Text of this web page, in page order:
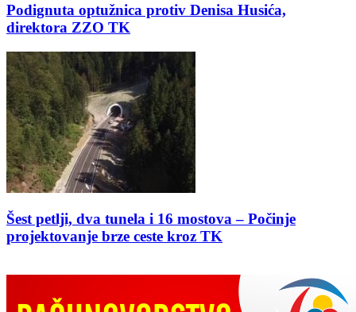
Podignuta optužnica protiv Denisa Husića,
direktora ZZO TK
Šest petlji, dva tunela i 16 mostova – Počinje
projektovanje brze ceste kroz TK